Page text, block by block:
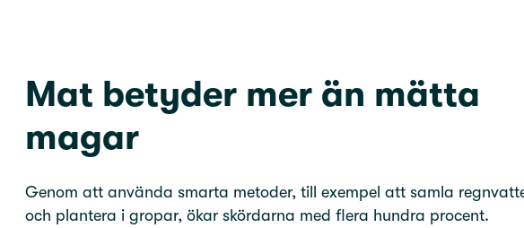
Mat betyder mer än mätta
magar
Genom att använda smarta metoder, till exempel att samla
och plantera i gropar, ökar skördarna med flera hundra procent.